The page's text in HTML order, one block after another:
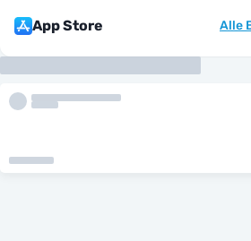
App Store Alle